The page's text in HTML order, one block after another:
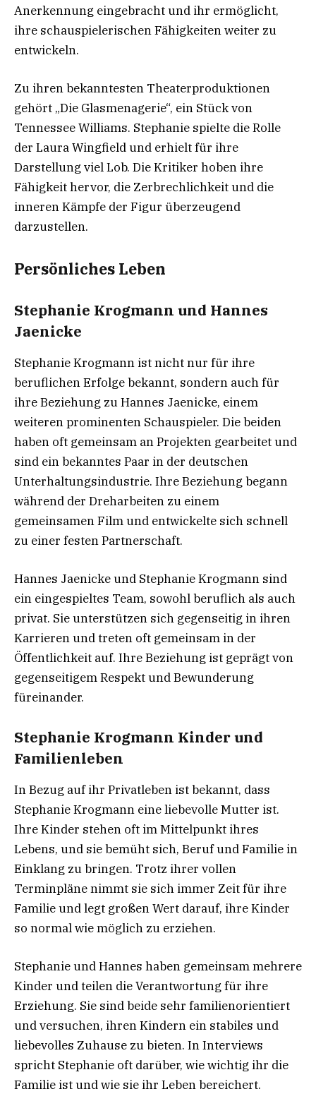
Anerkennung eingebracht und ihr ermöglicht,
ihre schauspielerischen Fähigkeiten weiter zu
entwickeln.
Zu ihren bekanntesten Theaterproduktionen
gehört „Die Glasmenagerie“, ein Stück von
Tennessee Williams. Stephanie spielte die Rolle
der Laura Wingfield und erhielt für ihre
Darstellung viel Lob. Die Kritiker hoben ihre
Fähigkeit hervor, die Zerbrechlichkeit und die
inneren Kämpfe der Figur überzeugend
darzustellen.
Persönliches Leben
Stephanie Krogmann und Hannes
Jaenicke
Stephanie Krogmann ist nicht nur für ihre
beruflichen Erfolge bekannt, sondern auch für
ihre Beziehung zu Hannes Jaenicke, einem
weiteren prominenten Schauspieler. Die beiden
haben oft gemeinsam an Projekten gearbeitet und
sind ein bekanntes Paar in der deutschen
Unterhaltungsindustrie. Ihre Beziehung begann
während der Dreharbeiten zu einem
gemeinsamen Film und entwickelte sich schnell
zu einer festen Partnerschaft.
Hannes Jaenicke und Stephanie Krogmann sind
ein eingespieltes Team, sowohl beruflich als auch
privat. Sie unterstützen sich gegenseitig in ihren
Karrieren und treten oft gemeinsam in der
Öffentlichkeit auf. Ihre Beziehung ist geprägt von
gegenseitigem Respekt und Bewunderung
füreinander.
Stephanie Krogmann Kinder und
Familienleben
In Bezug auf ihr Privatleben ist bekannt, dass
Stephanie Krogmann eine liebevolle Mutter ist.
Ihre Kinder stehen oft im Mittelpunkt ihres
Lebens, und sie bemüht sich, Beruf und Familie in
Einklang zu bringen. Trotz ihrer vollen
Terminpläne nimmt sie sich immer Zeit für ihre
Familie und legt großen Wert darauf, ihre Kinder
so normal wie möglich zu erziehen.
Stephanie und Hannes haben gemeinsam mehrere
Kinder und teilen die Verantwortung für ihre
Erziehung. Sie sind beide sehr familienorientiert
und versuchen, ihren Kindern ein stabiles und
liebevolles Zuhause zu bieten. In Interviews
spricht Stephanie oft darüber, wie wichtig ihr die
Familie ist und wie sie ihr Leben bereichert.